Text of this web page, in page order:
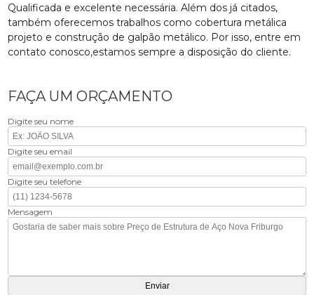
Qualificada e excelente necessária. Além dos já citados,
também oferecemos trabalhos como cobertura metálica
projeto e construção de galpão metálico. Por isso, entre em
contato conosco,estamos sempre a disposição do cliente.
FAÇA UM ORÇAMENTO
Digite seu nome
Digite seu email
Digite seu telefone
Mensagem